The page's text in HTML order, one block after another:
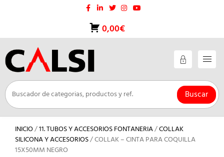
0,00€
Buscar
INICIO/11. TUBOS Y ACCESORIOS FONTANERIA/COLLAK
SILICONA Y ACCESORIOS/ COLLAK – CINTA PARA COQUILLA
15X50MM NEGRO